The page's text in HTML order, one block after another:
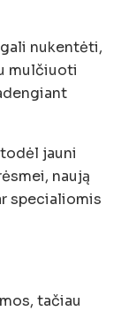
nukentėti,
mulčiuoti
jauni
naują
specialiomis
tačiau